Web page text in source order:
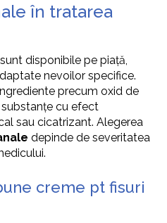
în tratarea
sunt disponibile pe piață,
nevoilor specifice.
precum oxid de
cu efect
sau cicatrizant. Alegerea
depinde de severitatea
creme pt fisuri